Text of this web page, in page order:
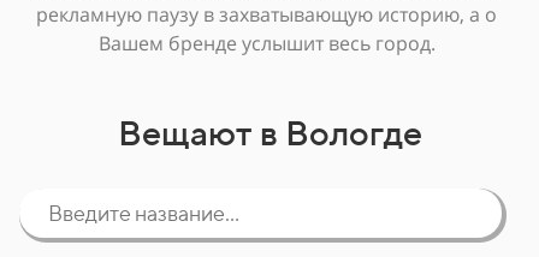
рекламную паузу в захватывающую историю, а о
Вашем бренде услышит весь город.
Вещают в Вологде